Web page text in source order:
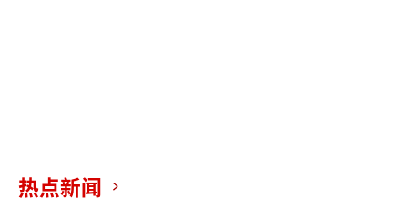
热点新闻